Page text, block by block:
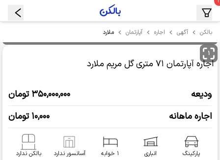
بالکن آگهی اجاره آپارتمان ملارد
۱
اجاره آپارتمان ۷۱ متری گل مریم ملارد
ودیعه
۳۵۰,۰۰۰,۰۰۰ تومان
اجاره ماهانه
۱۰,۰۰۰ تومان
پارکینگ انباری ۱ خوابه آسانسور ندارد بالکن ندارد